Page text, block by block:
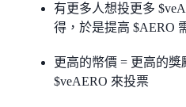
有更多人想投更多
得，於是提高 $AERO
更高的幣價 = 更高的
$veAERO 來投票